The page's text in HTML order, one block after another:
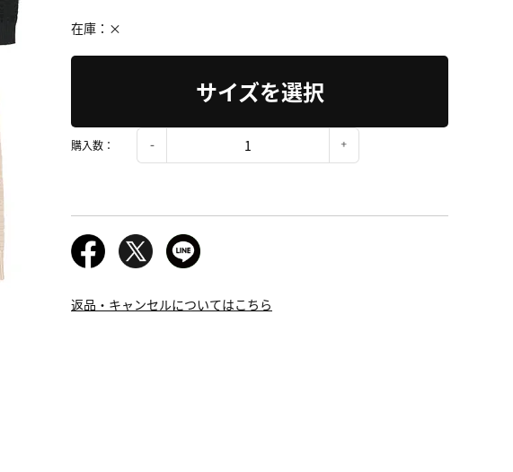
在庫 ×
サイズを選択
購入数：
返品・キャンセルについてはこちら